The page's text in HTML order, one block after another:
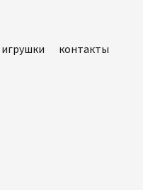
игрушки контакты